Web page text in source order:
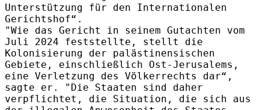
Unterstützung für den Internationalen
Gerichtshof“.
"Wie das Gericht in seinem Gutachten vom
Juli 2024 feststellte, stellt die
Kolonisierung der palästinensischen
Gebiete, einschließlich Ost-Jerusalems,
eine Verletzung des Völkerrechts dar“,
sagte er.
"Die Staaten sind daher
verpflichtet, die Situation, die sich aus